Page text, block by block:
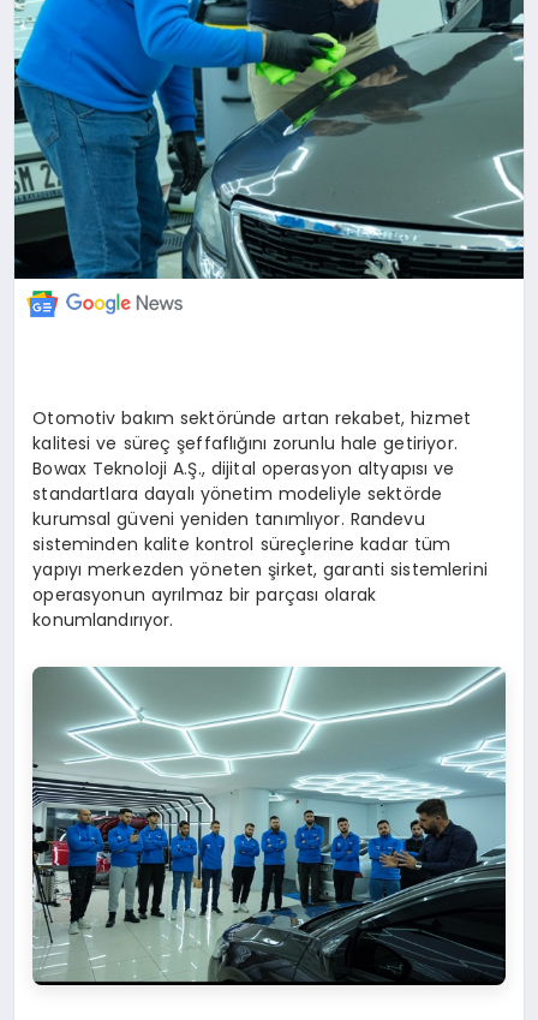
Otomotiv bakım sektöründe artan rekabet, hizmet
kalitesi ve süreç şeffaflığını zorunlu hale getiriyor.
Bowax Teknoloji A.Ş., dijital operasyon altyapısı ve
standartlara dayalı yönetim modeliyle sektörde
kurumsal güveni yeniden tanımlıyor. Randevu
sisteminden kalite kontrol süreçlerine kadar tüm
yapıyı merkezden yöneten şirket, garanti sistemlerini
operasyonun ayrılmaz bir parçası olarak
konumlandırıyor.